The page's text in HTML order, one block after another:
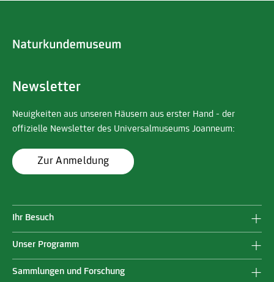
Newsletter
Neuigkeiten aus unseren Häusern aus erster Hand - der
offizielle Newsletter des Universalmuseums Joanneum:
Zur Anmeldung
Ihr Besuch
Unser Programm
Sammlungen und Forschung